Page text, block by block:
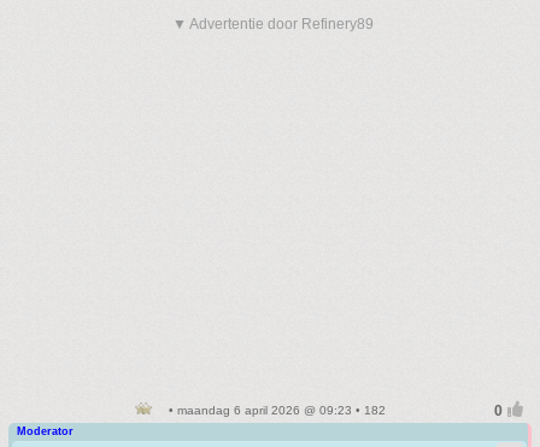
▼ Advertentie door Refinery89
• maandag 6 april 2026 @ 09:23 • 182
Moderator